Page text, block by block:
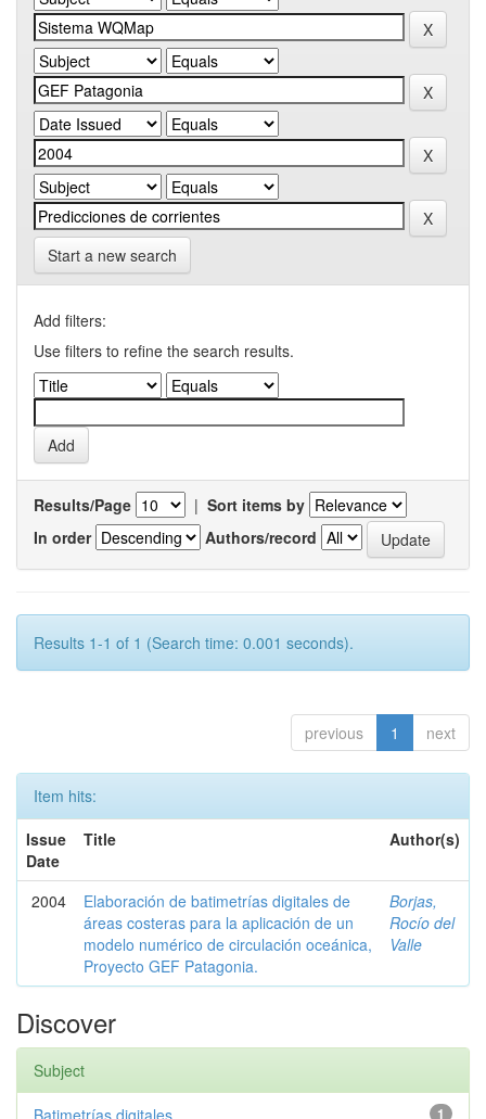
Start a new search
Add filters:
Use filters to refine the search results.
Results/Page | Sort items by
In order
Authors/record
Results 1-1 of 1 (Search time: 0.001 seconds).
previous 1 next
Item hits:
Issue
Date
Title Author(s)
2004
Elaboración de batimetrías digitales de
áreas costeras para la aplicación de un
modelo numérico de circulación oceánica,
Proyecto GEF Patagonia.
Borjas,
Rocío del
Valle
Discover
Subject
1
Batimetrías digitales